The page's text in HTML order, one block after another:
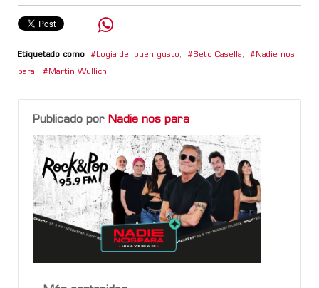
Etiquetado como Logia del buen gusto, Beto Casella, Nadie nos
para, Martin Wullich,
Publicado por Nadie nos para